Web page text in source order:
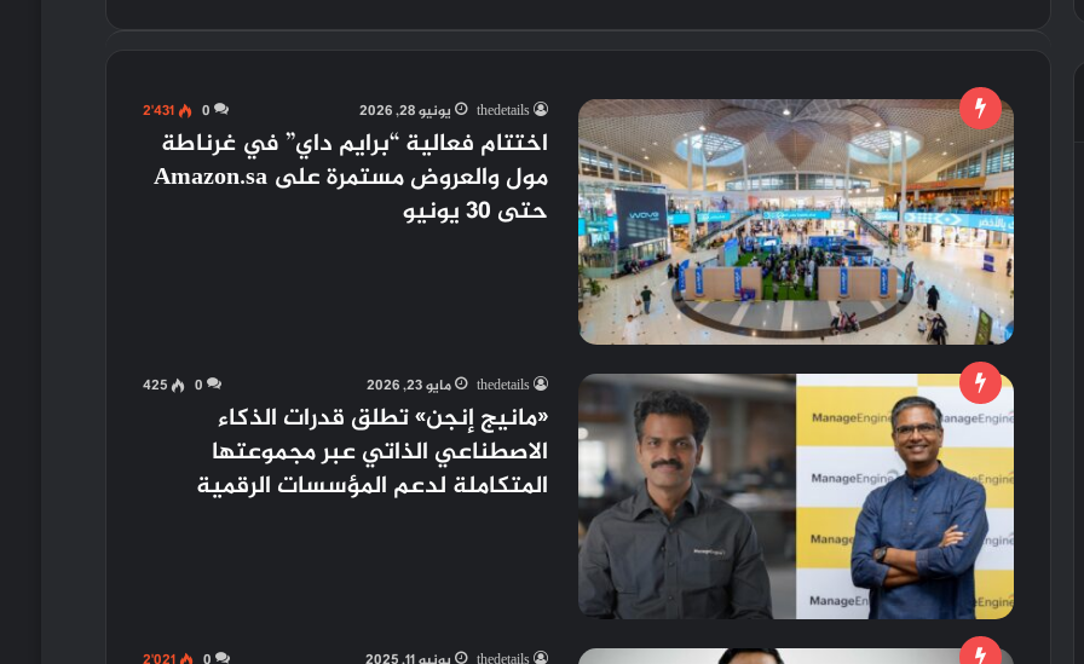
thedetails يونيو 28, 2026 0 2٬431
اختتام فعالية “برايم داي” في غرناطة
مول والعروض مستمرة على Amazon.sa
حتى 30 يونيو
thedetails مايو 23, 2026 0
425
«مانيج إنجن» تطلق قدرات الذكاء
الاصطناعي الذاتي عبر مجموعتها
المتكاملة لدعم المؤسسات الرقمية